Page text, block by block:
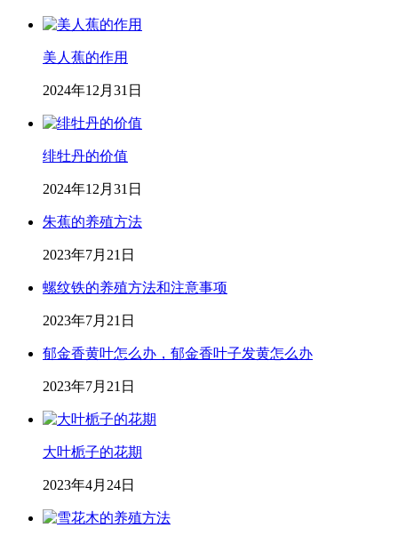
美人蕉的作用
2024年12月31日
绯牡丹的价值
2024年12月31日
朱蕉的养殖方法
2023年7月21日
螺纹铁的养殖方法和注意事项
2023年7月21日
郁金香黄叶怎么办，郁金香叶子发黄怎么办
2023年7月21日
大叶栀子的花期
2023年4月24日